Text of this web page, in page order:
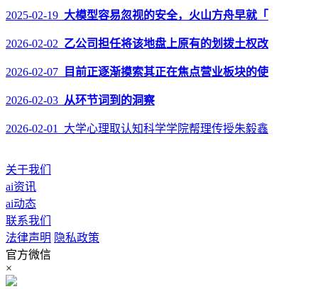
2025-02-19 大模型容易忽视的安全，火山方舟早就「
2026-02-02 乙公司担任将该地盘上原有的划拨土权改
2026-02-07 目前正逐渐摸索其正在焦点营业板块的使
2026-02-03 从环节词到的洞察
2026-02-01 大学心理取认知科学学院帮理传授朱毅鑫
关于我们
ai资讯
ai动态
联系我们
法律声明 隐私政策
官方微信
×